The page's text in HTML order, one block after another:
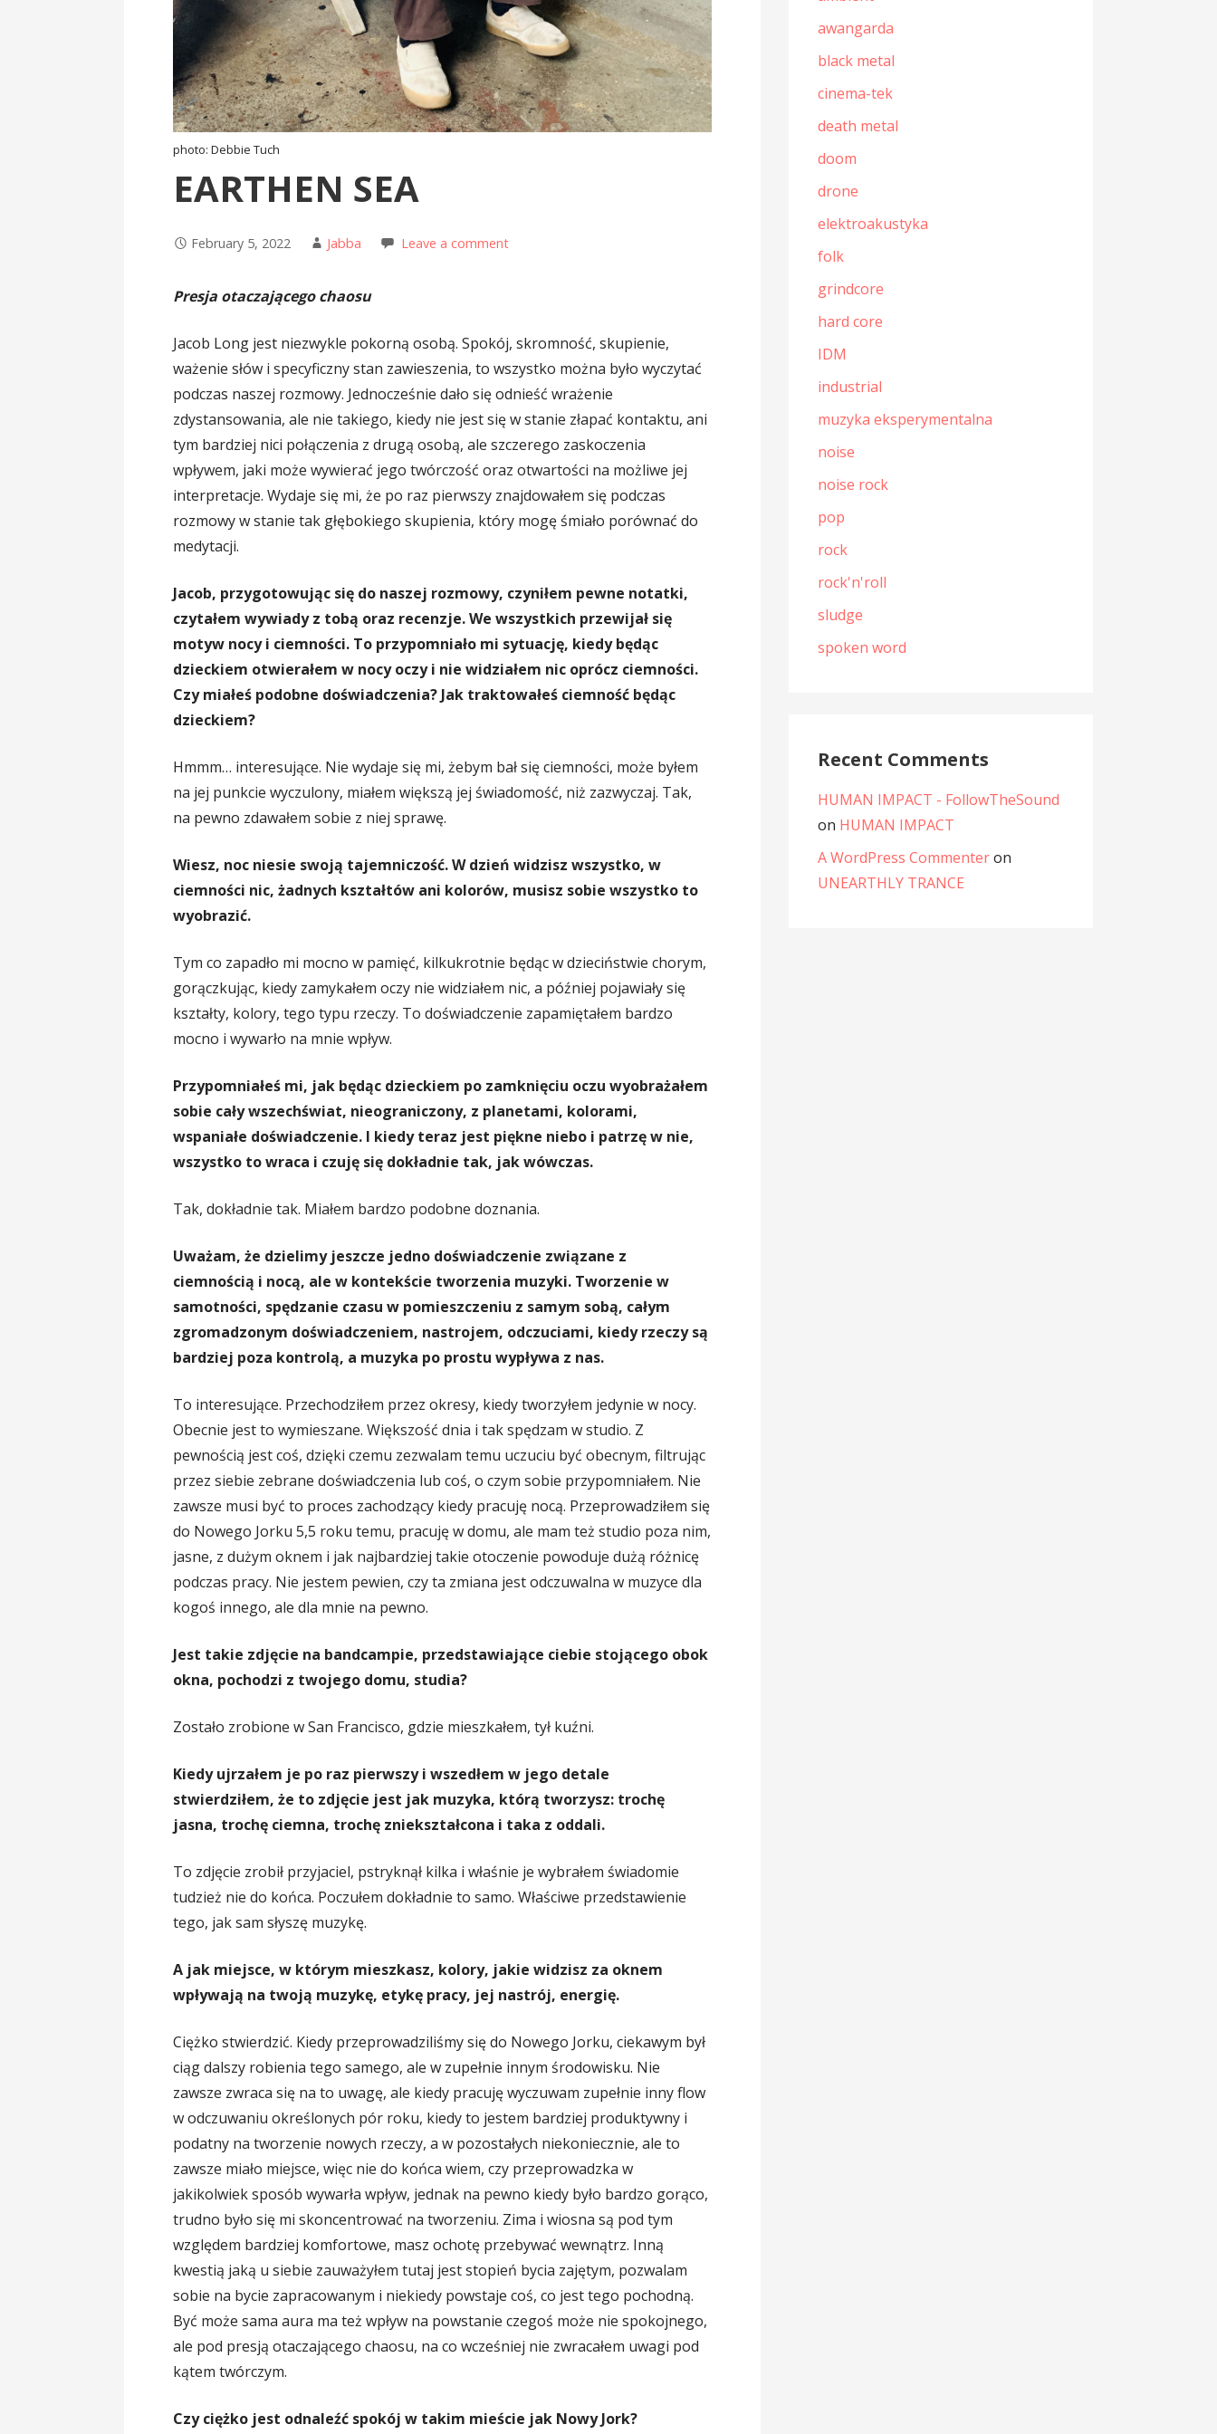
photo: Debbie Tuch
EARTHEN SEA
February 5, 2022 Jabba Leave a comment
Presja otaczającego chaosu
Jacob Long jest niezwykle pokorną osobą. Spokój, skromność, skupienie,
ważenie słów i specyficzny stan zawieszenia, to wszystko można było wyczytać
podczas naszej rozmowy. Jednocześnie dało się odnieść wrażenie
zdystansowania, ale nie takiego, kiedy nie jest się w stanie złapać kontaktu, ani
tym bardziej nici połączenia z drugą osobą, ale szczerego zaskoczenia
wpływem, jaki może wywierać jego twórczość oraz otwartości na możliwe jej
interpretacje. Wydaje się mi, że po raz pierwszy znajdowałem się podczas
rozmowy w stanie tak głębokiego skupienia, który mogę śmiało porównać do
medytacji.
Jacob, przygotowując się do naszej rozmowy, czyniłem pewne notatki,
czytałem wywiady z tobą oraz recenzje. We wszystkich przewijał się
motyw nocy i ciemności. To przypomniało mi sytuację, kiedy będąc
dzieckiem otwierałem w nocy oczy i nie widziałem nic oprócz ciemności.
Czy miałeś podobne doświadczenia? Jak traktowałeś ciemność będąc
dzieckiem?
Hmmm… interesujące. Nie wydaje się mi, żebym bał się ciemności, może byłem
na jej punkcie wyczulony, miałem większą jej świadomość, niż zazwyczaj. Tak,
na pewno zdawałem sobie z niej sprawę.
Wiesz, noc niesie swoją tajemniczość. W dzień widzisz wszystko, w
ciemności nic, żadnych kształtów ani kolorów, musisz sobie wszystko to
wyobrazić.
Tym co zapadło mi mocno w pamięć, kilkukrotnie będąc w dzieciństwie chorym,
gorączkując, kiedy zamykałem oczy nie widziałem nic, a później pojawiały się
kształty, kolory, tego typu rzeczy. To doświadczenie zapamiętałem bardzo
mocno i wywarło na mnie wpływ.
Przypomniałeś mi, jak będąc dzieckiem po zamknięciu oczu wyobrażałem
sobie cały wszechświat, nieograniczony, z planetami, kolorami,
wspaniałe doświadczenie. I kiedy teraz jest piękne niebo i patrzę w nie,
wszystko to wraca i czuję się dokładnie tak, jak wówczas.
Tak, dokładnie tak. Miałem bardzo podobne doznania.
Uważam, że dzielimy jeszcze jedno doświadczenie związane z
ciemnością i nocą, ale w kontekście tworzenia muzyki. Tworzenie w
samotności, spędzanie czasu w pomieszczeniu z samym sobą, całym
zgromadzonym doświadczeniem, nastrojem, odczuciami, kiedy rzeczy są
bardziej poza kontrolą, a muzyka po prostu wypływa z nas.
To interesujące. Przechodziłem przez okresy, kiedy tworzyłem jedynie w nocy.
Obecnie jest to wymieszane. Większość dnia i tak spędzam w studio. Z
pewnością jest coś, dzięki czemu zezwalam temu uczuciu być obecnym, filtrując
przez siebie zebrane doświadczenia lub coś, o czym sobie przypomniałem. Nie
zawsze musi być to proces zachodzący kiedy pracuję nocą. Przeprowadziłem się
do Nowego Jorku 5,5 roku temu, pracuję w domu, ale mam też studio poza nim,
jasne, z dużym oknem i jak najbardziej takie otoczenie powoduje dużą różnicę
podczas pracy. Nie jestem pewien, czy ta zmiana jest odczuwalna w muzyce dla
kogoś innego, ale dla mnie na pewno.
Jest takie zdjęcie na bandcampie, przedstawiające ciebie stojącego obok
okna, pochodzi z twojego domu, studia?
Zostało zrobione w San Francisco, gdzie mieszkałem, tył kuźni.
Kiedy ujrzałem je po raz pierwszy i wszedłem w jego detale
stwierdziłem, że to zdjęcie jest jak muzyka, którą tworzysz: trochę
jasna, trochę ciemna, trochę zniekształcona i taka z oddali.
To zdjęcie zrobił przyjaciel, pstryknął kilka i właśnie je wybrałem świadomie
tudzież nie do końca. Poczułem dokładnie to samo. Właściwe przedstawienie
tego, jak sam słyszę muzykę.
A jak miejsce, w którym mieszkasz, kolory, jakie widzisz za oknem
wpływają na twoją muzykę, etykę pracy, jej nastrój, energię.
Ciężko stwierdzić. Kiedy przeprowadziliśmy się do Nowego Jorku, ciekawym był
ciąg dalszy robienia tego samego, ale w zupełnie innym środowisku. Nie
zawsze zwraca się na to uwagę, ale kiedy pracuję wyczuwam zupełnie inny flow
w odczuwaniu określonych pór roku, kiedy to jestem bardziej produktywny i
podatny na tworzenie nowych rzeczy, a w pozostałych niekoniecznie, ale to
zawsze miało miejsce, więc nie do końca wiem, czy przeprowadzka w
jakikolwiek sposób wywarła wpływ, jednak na pewno kiedy było bardzo gorąco,
trudno było się mi skoncentrować na tworzeniu. Zima i wiosna są pod tym
względem bardziej komfortowe, masz ochotę przebywać wewnątrz. Inną
kwestią jaką u siebie zauważyłem tutaj jest stopień bycia zajętym, pozwalam
sobie na bycie zapracowanym i niekiedy powstaje coś, co jest tego pochodną.
Być może sama aura ma też wpływ na powstanie czegoś może nie spokojnego,
ale pod presją otaczającego chaosu, na co wcześniej nie zwracałem uwagi pod
kątem twórczym.
Czy ciężko jest odnaleźć spokój w takim mieście jak Nowy Jork?
awangarda
black metal
cinema-tek
death metal
doom
drone
elektroakustyka
folk
grindcore
hard core
IDM
industrial
muzyka eksperymentalna
noise
noise rock
pop
rock
rock'n'roll
sludge
spoken word
Recent Comments
HUMAN IMPACT - FollowTheSound
on HUMAN IMPACT
A WordPress Commenteron
UNEARTHLY TRANCE